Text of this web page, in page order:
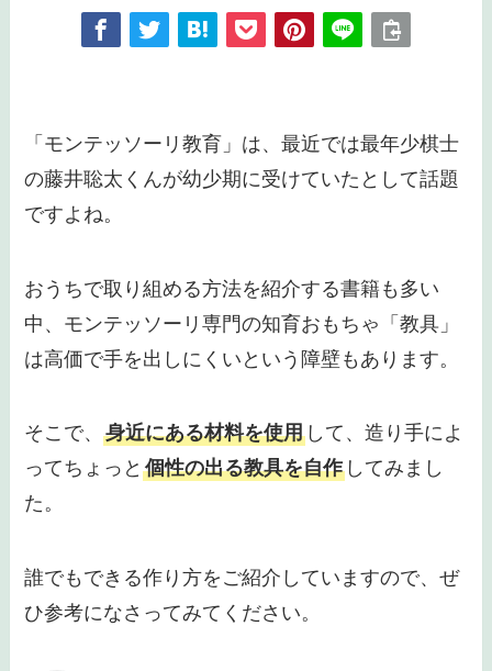
「モンテッソーリ教育」は、最近では最年少棋士
の藤井聡太くんが幼少期に受けていたとして話題
ですよね。
おうちで取り組める方法を紹介する書籍も多い
中、モンテッソーリ専門の知育おもちゃ「教具」
は高価で手を出しにくいという障壁もあります。
そこで、身近にある材料を使用 して、造り手によ
ってちょっと個性の出る教具を自作 してみまし
た。
誰でもできる作り方をご紹介していますので、ぜ
ひ参考になさってみてください。